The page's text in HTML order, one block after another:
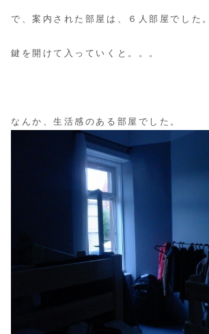
で、案内された部屋は、６人部屋でした。
鍵を開けて入っていくと。。。
なんか、生活感のある部屋でした。